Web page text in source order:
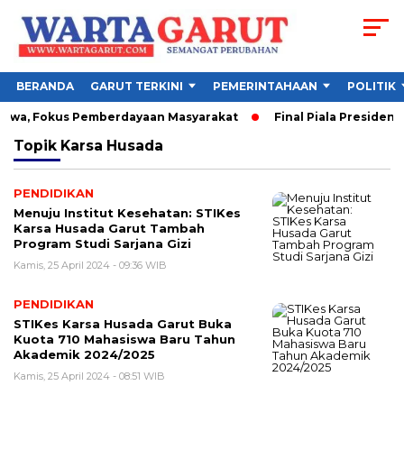
BERANDA GARUT TERKINI PEMERINTAHAAN POLITIK
Fokus Pemberdayaan Masyarakat Final Piala Presiden
Topik Karsa Husada
PENDIDIKAN
Menuju Institut Kesehatan: STIKes
Karsa Husada Garut Tambah
Program Studi Sarjana Gizi
Kamis, 25 April 2024 - 09:36 WIB
PENDIDIKAN
STIKes Karsa Husada Garut Buka
Kuota 710 Mahasiswa Baru Tahun
Akademik 2024/2025
Kamis, 25 April 2024 - 08:51 WIB